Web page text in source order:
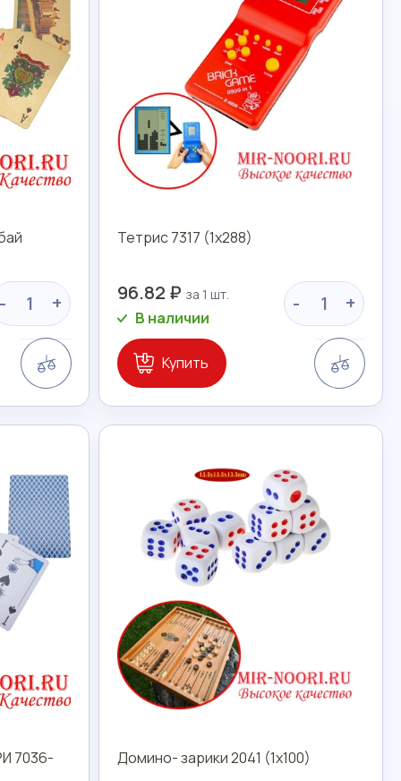
- +
Сравнение
Тетрис 7317 (1х288)
96.82 ₽ - +
В наличии
Купить
7036-
Домино- зарики 2041 (1х100)